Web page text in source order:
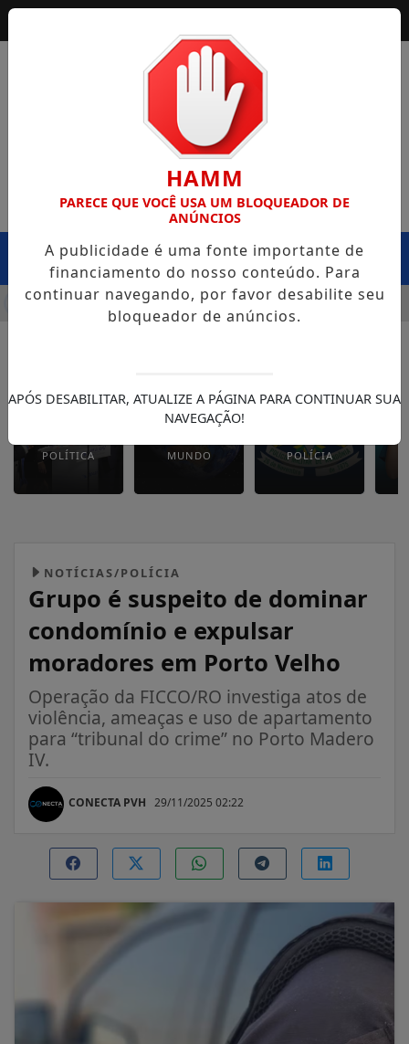
MENU
CAPOTA NA BR-364, EM EXTREMA, E CASO LEVANTA
POLÍTICA MUNDO POLÍCIA
NOTÍCIAS/POLÍCIA
Grupo é suspeito de dominar
condomínio e expulsar
moradores em Porto Velho
Operação da FICCO/RO investiga atos de
violência, ameaças e uso de apartamento
para “tribunal do crime” no Porto Madero
IV.
CONECTA PVH 29/11/2025 02:22
HAMM
PARECE QUE VOCÊ USA UM BLOQUEADOR DE
ANÚNCIOS
A publicidade é uma fonte importante de
financiamento do nosso conteúdo. Para
continuar navegando, por favor desabilite seu
bloqueador de anúncios.
APÓS DESABILITAR, ATUALIZE A PÁGINA PARA CONTINUAR SUA
NAVEGAÇÃO!